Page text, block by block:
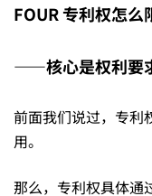
FOUR专利权怎么
——核心是权利要
前面我们说过，专利
用。
那么，专利权具体通